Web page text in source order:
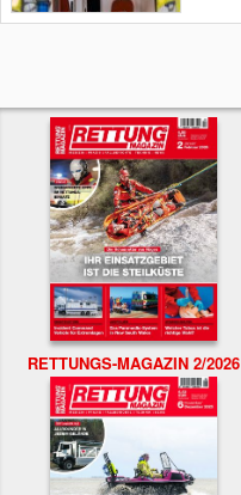
RETTUNGS-MAGAZIN 2/2026